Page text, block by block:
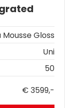
Gloss
Uni
50
€ 3599,-